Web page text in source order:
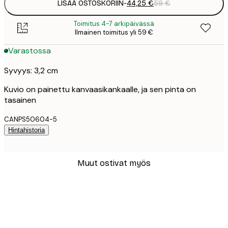
LISÄÄ OSTOSKORIIN-44,25 €59 €
Toimitus 4-7 arkipäivässä
Ilmainen toimitus yli 59 €
Varastossa
Syvyys: 3,2 cm
Kuvio on painettu kanvaasikankaalle, ja sen pinta on
tasainen
CANPS50604-5
Hintahistoria
Muut ostivat myös